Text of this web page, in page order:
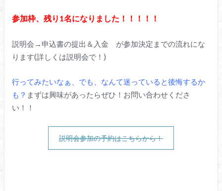
参加枠、残り1名になりました！！！！！
説明会→申込書の提出＆入金 が参加決定までの流れにな
ります(詳しくは説明会で！)
行ってみたいなぁ、でも、なんて迷っていると後悔するか
も？ まずは興味があったらぜひ！お問い合わせくださ
い！！
説明会参加の予約はこちらから！